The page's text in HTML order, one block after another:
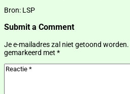
Bron: LSP
Submit a Comment
Je e-mailadres zal niet getoond worden.
gemarkeerd met *